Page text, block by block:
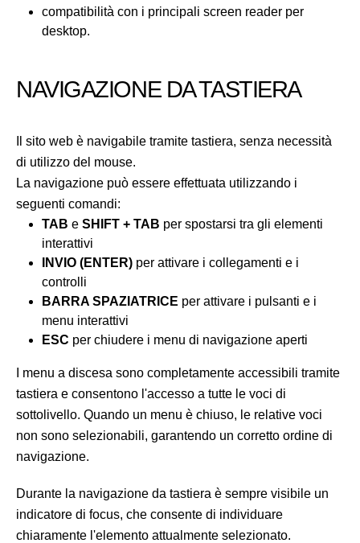
compatibilità con i principali screen reader per
desktop.
NAVIGAZIONE DA TASTIERA
Il sito web è navigabile tramite tastiera, senza necessità
di utilizzo del mouse.
La navigazione può essere effettuata utilizzando i
seguenti comandi:
TAB e SHIFT + TAB per spostarsi tra gli elementi
interattivi
INVIO (ENTER) per attivare i collegamenti e i
controlli
BARRA SPAZIATRICE per attivare i pulsanti e i
menu interattivi
ESC per chiudere i menu di navigazione aperti
I menu a discesa sono completamente accessibili tramite
tastiera e consentono l'accesso a tutte le voci di
sottolivello. Quando un menu è chiuso, le relative voci
non sono selezionabili, garantendo un corretto ordine di
navigazione.
Durante la navigazione da tastiera è sempre visibile un
indicatore di focus, che consente di individuare
chiaramente l'elemento attualmente selezionato.